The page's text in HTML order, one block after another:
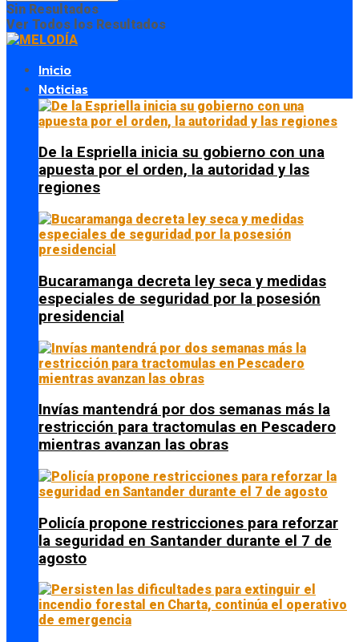
Sin Resultados
Ver Todos los Resultados
Inicio
Noticias
De la Espriella inicia su gobierno con una
apuesta por el orden, la autoridad y las
regiones
Bucaramanga decreta ley seca y medidas
especiales de seguridad por la posesión
presidencial
Invías mantendrá por dos semanas más la
restricción para tractomulas en Pescadero
mientras avanzan las obras
Policía propone restricciones para reforzar
la seguridad en Santander durante el 7 de
agosto